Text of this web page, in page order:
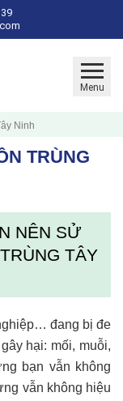
Menu
Ninh
TRÙNG
NÊN SỬ
TÂY
đang bị đe
hại: mối, muỗi,
bạn vẫn không
vẫn không hiệu